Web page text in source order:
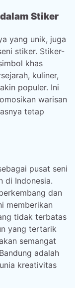
Stiker
yang unik, juga
stiker. Stiker-
khas
kuliner,
populer. Ini
warisan
tetap
pusat seni
di Indonesia.
dan
memberikan
tidak terbatas
yang tertarik
semangat
adalah
kreativitas